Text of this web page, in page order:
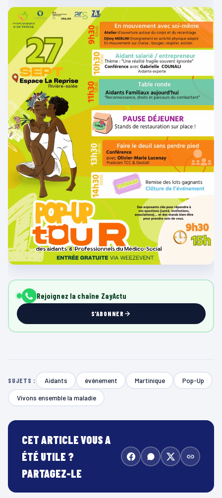
Rejoignez la chaîne ZayActu
S'ABONNER
SUJETS : Aidants évènement Martinique Pop-Up
Vivons ensemble la maladie
CET ARTICLE VOUS A
ÉTÉ UTILE ?
PARTAGEZ-LE